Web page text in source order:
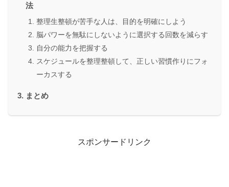
法
整理生整頓が苦手な人は、目的を明確にしよう
脳パワーを無駄にしないように選択する回数を減らす
自分の能力を把握する
スケジュールを整理整頓して、正しい習慣作りにフォ
ーカスする
まとめ
スポンサードリンク